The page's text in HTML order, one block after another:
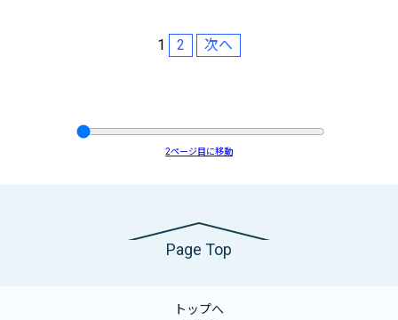
1 2 次へ
2ページ目に移動
Page Top
トップへ